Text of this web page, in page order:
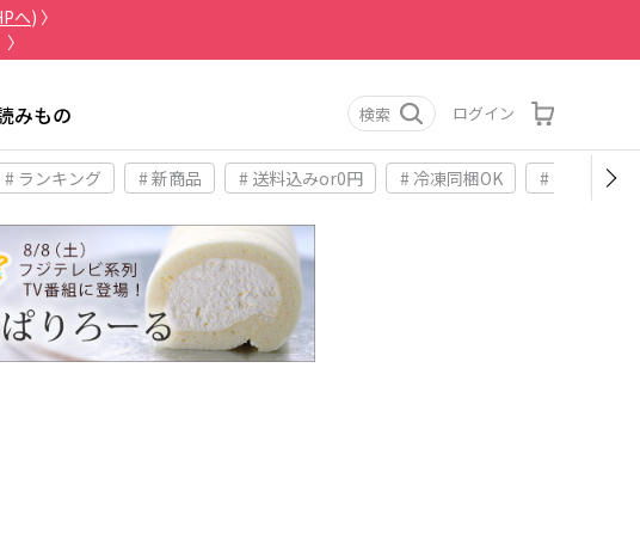
へ) 〉
みもの 検索 ログイン
# ランキング # 新商品 # 送料込みor0円 # 冷凍同梱OK # お土産